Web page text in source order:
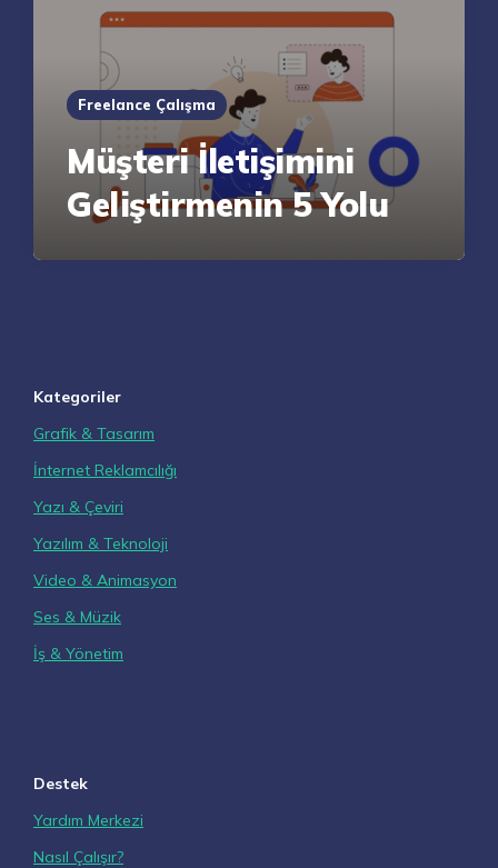
Freelance Çalışma
Müşteri İletişimini
Geliştirmenin 5 Yolu
Kategoriler
Grafik & Tasarım
İnternet Reklamcılığı
Yazı & Çeviri
Yazılım & Teknoloji
Video & Animasyon
Ses & Müzik
İş & Yönetim
Destek
Yardım Merkezi
Nasıl Çalışır?